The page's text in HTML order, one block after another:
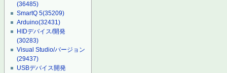
(36485)
SmartQ 5(35209)
Arduino(32431)
HIDデバイス/開発
(30283)
Visual Studio/バージョン
(29437)
USBデバイス開発